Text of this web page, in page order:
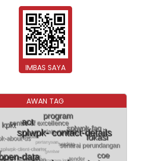
IMBAS SAYA
AWAN TAG